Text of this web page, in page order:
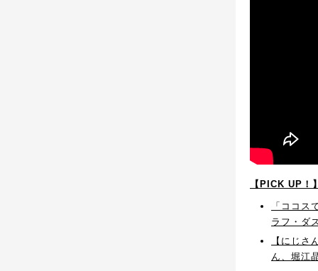
【PICK UP！
「ココ
ラフ・ダ
【にじ
ん、堀江